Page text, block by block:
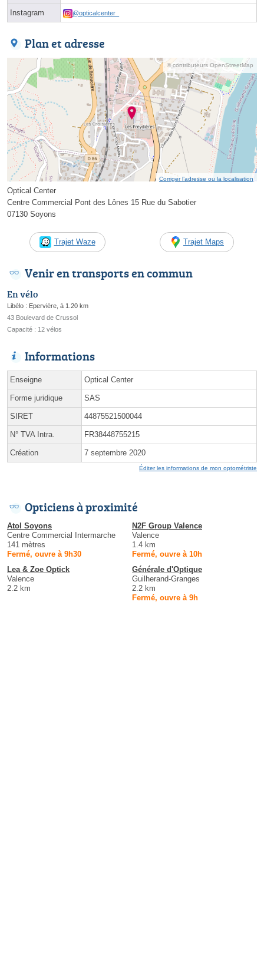
Instagram @opticalcenter_
Plan et adresse
© contributeurs OpenStreetMap
Corriger l’adresse ou la localisation
Optical Center
Centre Commercial Pont des Lônes 15 Rue du Sabotier
07130 Soyons
Trajet Waze Trajet Maps
Venir en transports en commun
En vélo
Libélo : Epervière, à 1.20 km
43 Boulevard de Crussol
Capacité : 12 vélos
Informations
Enseigne Optical Center
Forme juridique SAS
SIRET 44875521500044
N° TVA Intra. FR38448755215
Création 7 septembre 2020
Éditer les informations de mon optométriste
Opticiens à proximité
Atol Soyons
Centre Commercial Intermarche
141 mètres
Fermé, ouvre à 9h30
N2F Group Valence
Valence
1.4 km
Fermé, ouvre à 10h
Lea & Zoe Optick
Valence
2.2 km
Générale d'Optique
Guilherand-Granges
2.2 km
Fermé, ouvre à 9h